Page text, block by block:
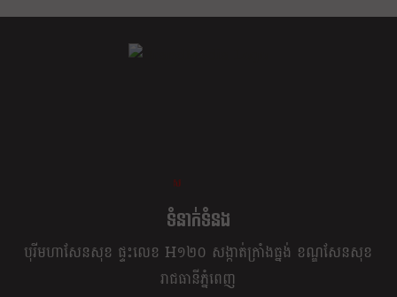
ខ្លឹម ខ្លី រហ័ស
ទំនាក់ទំនង
បុរីមហាសែនសុខ ផ្ទះលេខ H១២០ សង្កាត់ក្រាំងធ្នង់ ខណ្ឌសែនសុខ
រាជធានីភ្នំពេញ